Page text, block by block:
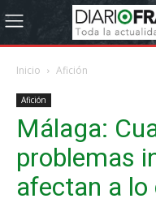
Inicio Afición
Afición
Málaga:
problemas
afectan a